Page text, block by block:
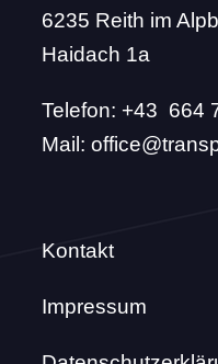
6235 Reith im
Haidach 1a
Telefon: +43 664
Mail:
Kontakt
Impressum